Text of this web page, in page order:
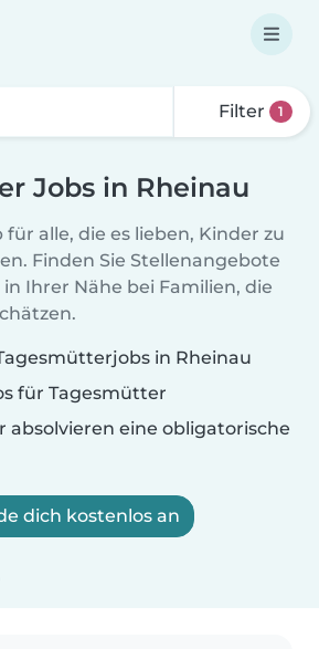
Filter 1
Jobs in Rheinau
alle, die es lieben, Kinder zu
Finden Sie Stellenangebote
Ihrer Nähe bei Familien, die
in Rheinau
für Tagesmütter
absolvieren eine obligatorische
dich kostenlos an